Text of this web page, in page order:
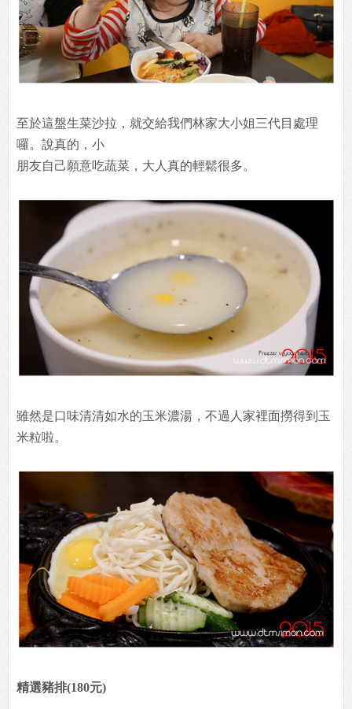
至於這盤生菜沙拉，就交給我們林家大小姐三代目處理
囉。說真的，小
朋友自己願意吃蔬菜，大人真的輕鬆很多。
雖然是口味清清如水的玉米濃湯，不過人家裡面撈得到玉
米粒啦。
精選豬排(180元)